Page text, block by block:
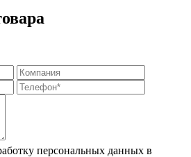
персональных данных в